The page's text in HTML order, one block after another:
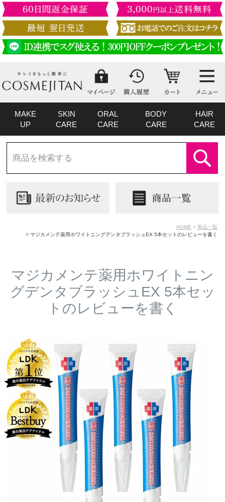
MAKE
UP
SKIN
CARE
ORAL
CARE
BODY
CARE
HAIR
CARE
HOME
商品一覧
マジカメンテ薬用ホワイトニングデンタブラッシュEX 5本セットのレビューを書く
マジカメンテ薬用ホワイトニン
グデンタブラッシュEX 5本セッ
トのレビューを書く